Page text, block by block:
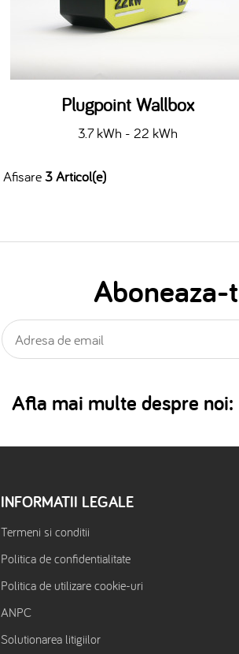
Plugpoint Wallbox
3.7 kWh - 22 kWh
Afisare3 Articol(e)
Afla mai multe despre noi:
INFORMATII LEGALE
Termeni si conditii
Politica de confidentialitate
Politica de utilizare cookie-uri
ANPC
Solutionarea litigiilor